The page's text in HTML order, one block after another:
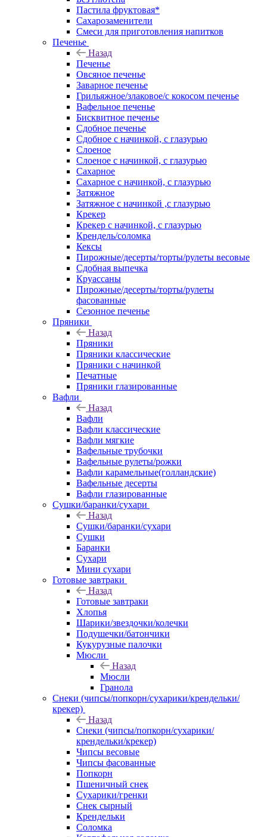
Пастила фруктовая*
Сахарозаменители
Смеси для приготовления напитков
Печенье
Назад
Печенье
Овсяное печенье
Заварное печенье
Грильяжное/злаковое/с кокосом печенье
Вафельное печенье
Бисквитное печенье
Сдобное печенье
Сдобное с начинкой, с глазурью
Слоеное
Слоеное с начинкой, с глазурью
Сахарное
Сахарное с начинкой, с глазурью
Затяжное
Затяжное с начинкой ,с глазурью
Крекер
Крекер с начинкой, с глазурью
Крендель/соломка
Кексы
Пирожные/десерты/торты/рулеты весовые
Сдобная выпечка
Круассаны
Пирожные/десерты/торты/рулеты
фасованные
Сезонное печенье
Пряники
Назад
Пряники
Пряники классические
Пряники с начинкой
Печатные
Пряники глазированные
Вафли
Назад
Вафли
Вафли классические
Вафли мягкие
Вафельные трубочки
Вафельные рулеты/рожки
Вафли карамельные(голландские)
Вафельные десерты
Вафли глазированные
Сушки/баранки/сухари
Назад
Сушки/баранки/сухари
Сушки
Баранки
Сухари
Мини сухари
Готовые завтраки
Назад
Готовые завтраки
Хлопья
Шарики/звездочки/колечки
Подушечки/батончики
Кукурузные палочки
Мюсли
Назад
Мюсли
Гранола
Снеки (чипсы/попкорн/сухарики/крендельки/
крекер)
Назад
Снеки (чипсы/попкорн/сухарики/
крендельки/крекер)
Чипсы весовые
Чипсы фасованные
Попкорн
Пшеничный снек
Сухарики/гренки
Снек сырный
Крендельки
Соломка